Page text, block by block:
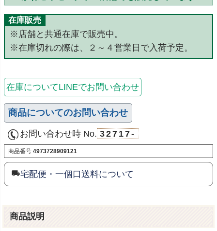
在庫販売
※店舗と共通在庫で販売中。
※在庫切れの際は、２～４営業日で入荷予定。
在庫についてLINEでお問い合わせ
商品についてのお問い合わせ
お問い合わせ時 No. 32717-
商品番号 4973728909121
宅配便・一個口送料について
商品説明